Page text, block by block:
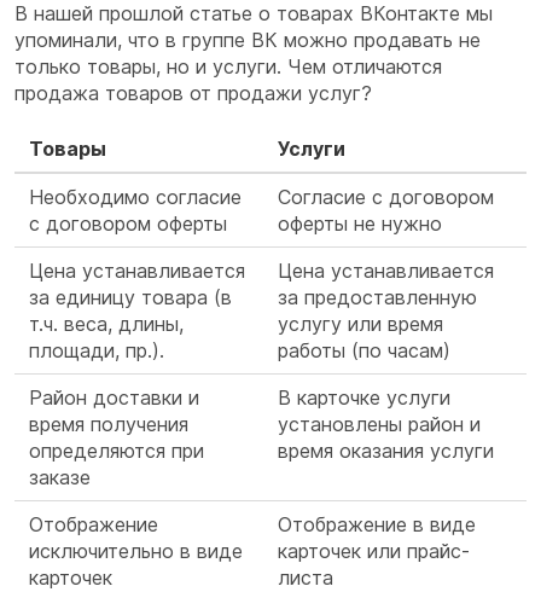
В нашей прошлой статье о товарах ВКонтакте мы
упоминали, что в группе ВК можно продавать не
только товары, но и услуги. Чем отличаются
продажа товаров от продажи услуг?
Товары
Услуги
Необходимо согласие
с договором оферты
Согласие с договором
оферты не нужно
Цена устанавливается
за единицу товара (в
т.ч. веса, длины,
площади, пр.).
Цена устанавливается
за предоставленную
услугу или время
работы (по часам)
Район доставки и
время получения
определяются при
заказе
В карточке услуги
установлены район и
время оказания услуги
Отображение
исключительно в виде
карточек
Отображение в виде
карточек или прайс-
листа